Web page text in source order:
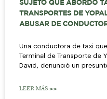
SUJETO QUE ABORDÓ
TRANSPORTES DE
ABUSAR DE
Una conductora de taxi
Terminal de Transporte de
David, denunció un
LEER MÁS >>